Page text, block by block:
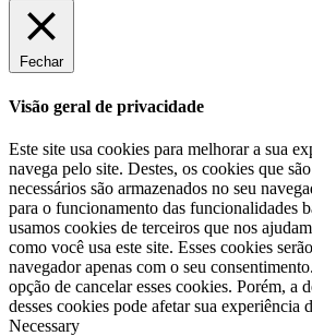
Fechar
Visão geral de privacidade
Este site usa cookies para melhorar a sua
navega pelo site. Destes, os cookies que
necessários são armazenados no seu
para o funcionamento das funcionalidades
usamos cookies de terceiros que nos
como você usa este site. Esses cookies
navegador apenas com o seu
opção de cancelar esses cookies. Porém, a
desses cookies pode afetar sua experiência
Necessary